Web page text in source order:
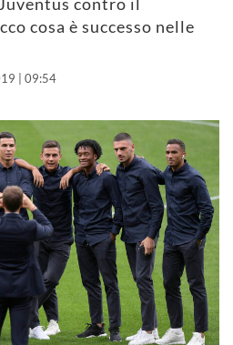
cosa è successo nelle
| 09:54